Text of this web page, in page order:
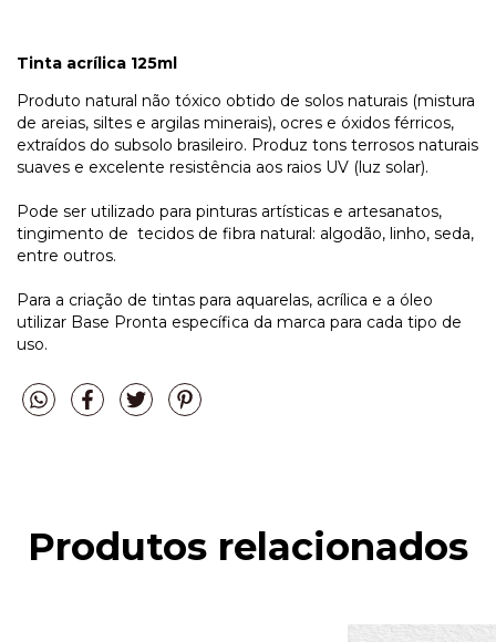
Tinta acrílica 125ml
‌Produto natural não tóxico obtido de solos naturais (mistura
de areias, siltes e argilas minerais), ocres e óxidos férricos,
extraídos do subsolo brasileiro. Produz tons terrosos naturais
suaves e excelente resistência aos raios UV (luz solar).
‌Pode ser utilizado para pinturas artísticas e artesanatos,
tingimento de tecidos de fibra natural: algodão, linho, seda,
entre outros.
Para a criação de tintas para aquarelas, acrílica e a óleo
utilizar Base Pronta específica da marca para cada tipo de
uso.
Produtos relacionados